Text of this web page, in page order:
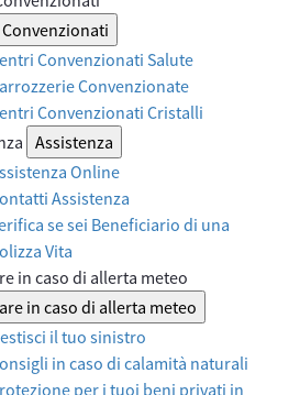
Convenzionati Salute
Convenzionate
Convenzionati Cristalli
Assistenza
Online
Assistenza
se sei Beneficiario di una
Vita
in caso di allerta meteo
in caso di allerta meteo
il tuo sinistro
in caso di calamità naturali
per i tuoi beni privati in